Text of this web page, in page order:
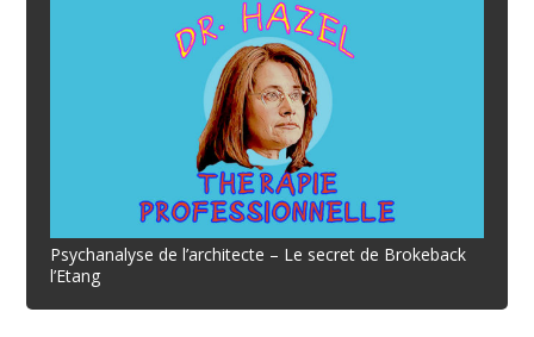
Psychanalyse de l’architecte – Le secret de Brokeback
l’Etang